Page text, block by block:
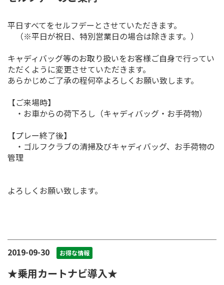
平日すべてをセルフデーとさせていただきます。
（※平日が祝日、特別営業日の場合は除きます。）
キャディバッグ等のお取り扱いをお客様ご自身で行ってい
ただくように変更させていただきます。
あらかじめご了承の程何卒よろしくお願い致します。
【ご来場時】
・お車からの荷下ろし（キャディバッグ・お手荷物）
【プレー終了後】
・ゴルフクラブの清掃及びキャディバッグ、お手荷物の
管理
よろしくお願い致します。
2019-09-30 お得な情報
★乗用カートナビ導入★